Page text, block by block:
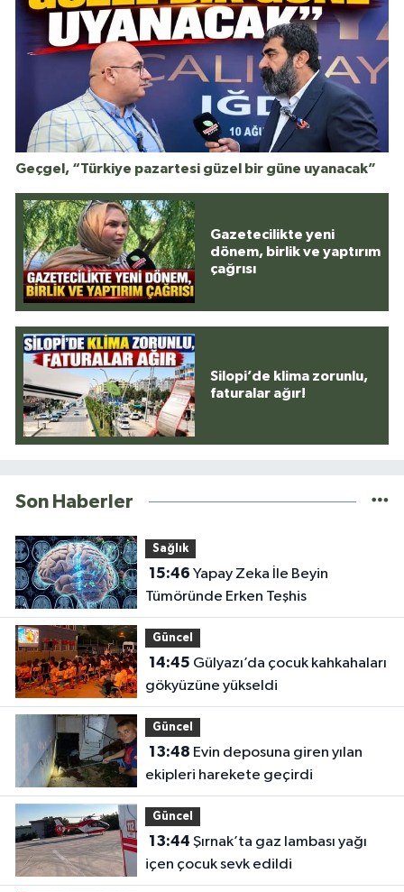
Geçgel, “Türkiye pazartesi güzel bir güne uyanacak”
Gazetecilikte yeni
dönem, birlik ve yaptırım
çağrısı
Silopi’de klima zorunlu,
faturalar ağır!
Son Haberler
Sağlık
15:46
Tümöründe Erken Teşhis
Güncel
14:45
gökyüzüne yükseldi
Güncel
13:48
ekipleri harekete geçirdi
Güncel
13:44
içen çocuk sevk edildi